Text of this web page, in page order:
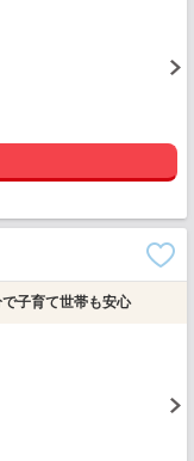
子育て世帯も安心